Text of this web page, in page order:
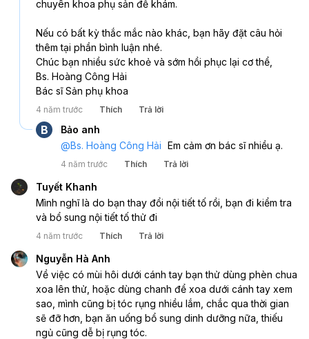
chuyên khoa phụ sản để khám.
Nếu có bất kỳ thắc mắc nào khác, bạn hãy đặt câu hỏi
thêm tại phần bình luận nhé.
Chúc bạn nhiều sức khoẻ và sớm hồi phục lại cơ thể,
Bs. Hoàng Công Hải
Bác sĩ Sản phụ khoa
4 năm trước Thích Trả lời
B
Bảo anh
@Bs. Hoàng Công Hải Em cảm ơn bác sĩ nhiều ạ.
4 năm trước Thích Trả lời
Tuyết Khanh
Mình nghĩ là do bạn thay đổi nội tiết tố rồi, bạn đi kiểm tra
và bổ sung nội tiết tố thử đi
4 năm trước Thích Trả lời
Nguyễn Hà Anh
Về việc có mùi hôi dưới cánh tay bạn thử dùng phèn chua
xoa lên thử, hoặc dùng chanh để xoa dưới cánh tay xem
sao, mình cũng bị tóc rụng nhiều lắm, chắc qua thời gian
sẽ đỡ hơn, bạn ăn uống bổ sung dinh dưỡng nữa, thiếu
ngủ cũng dễ bị rụng tóc.